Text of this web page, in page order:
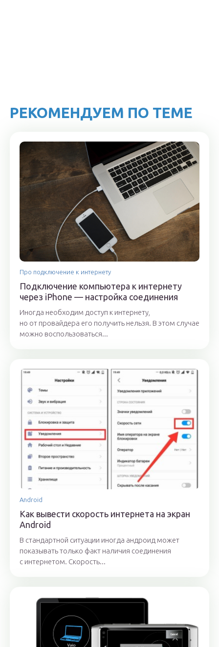
РЕКОМЕНДУЕМ ПО ТЕМЕ
Про подключение к интернету
Подключение компьютера к интернету
через iPhone — настройка соединения
Иногда необходим доступ к интернету,
но от провайдера его получить нельзя. В этом случае
можно воспользоваться...
Android
Как вывести скорость интернета на экран
Android
В стандартной ситуации иногда андроид может
показывать только факт наличия соединения
с интернетом. Скорость...